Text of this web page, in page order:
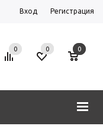
Вход Регистрация
0 0 0